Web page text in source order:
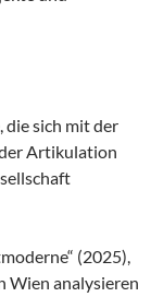
die sich mit der
Artikulation
(2025),
Wien analysieren